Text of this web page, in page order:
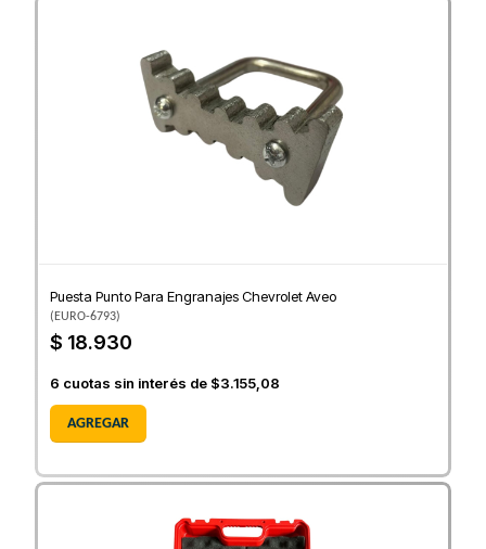
Puesta Punto Para Engranajes Chevrolet Aveo
(EURO-6793)
$ 18.930
6 cuotas sin interés de $3.155,08
AGREGAR